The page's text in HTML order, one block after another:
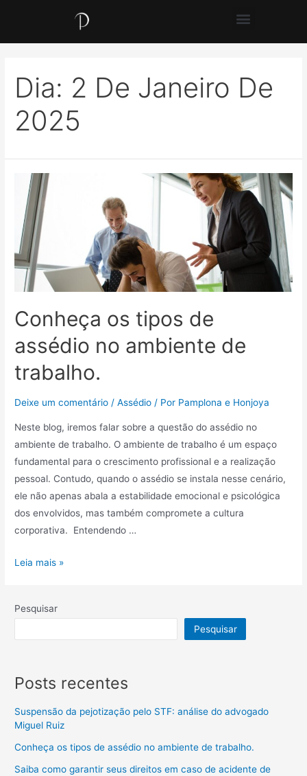
Dia: 2 De Janeiro De
2025
Conheça os tipos de
assédio no ambiente de
trabalho.
Deixe um comentário /Assédio / Por Pamplona e Honjoya
Neste blog, iremos falar sobre a questão do assédio no
ambiente de trabalho. O ambiente de trabalho é um espaço
fundamental para o crescimento profissional e a realização
pessoal. Contudo, quando o assédio se instala nesse cenário,
ele não apenas abala a estabilidade emocional e psicológica
dos envolvidos, mas também compromete a cultura
corporativa. Entendendo …
Leia mais »
Pesquisar
Pesquisar
Posts recentes
Suspensão da pejotização pelo STF: análise do advogado
Miguel Ruiz
Conheça os tipos de assédio no ambiente de trabalho.
Saiba como garantir seus direitos em caso de acidente de